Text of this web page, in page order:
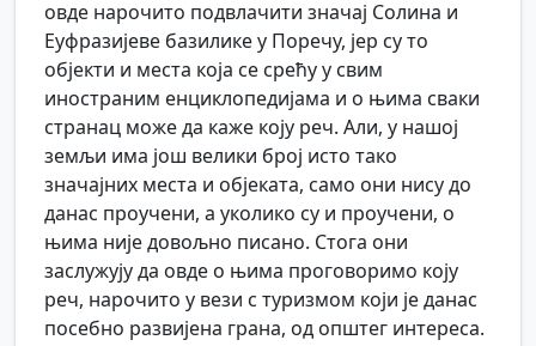
овде нарочито подвлачити значај Солина и
Еуфразијеве базилике у Поречу, јер су то
објекти и места која се срећу у свим
иностраним енциклопедијама и о њима сваки
странац може да каже коју реч. Али, у нашој
земљи има још велики број исто тако
значајних места и објеката, само они нису до
данас проучени, а уколико су и проучени, о
њима није довољно писано. Стога они
заслужују да овде о њима проговоримо коју
реч, нарочито у вези с туризмом који је данас
посебно развијена грана, од општег интереса.